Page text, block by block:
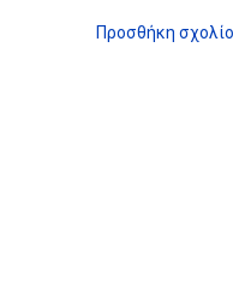
Προσθήκη